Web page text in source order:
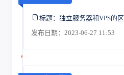
标题： 独立服务器和VPS的区
发布日期：2023-06-27 11:53